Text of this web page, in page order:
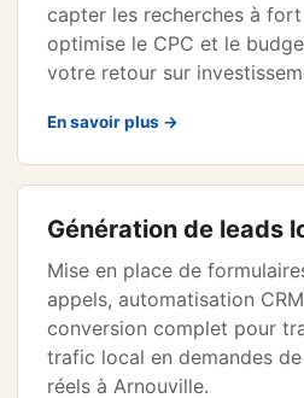
capter les recherches à
optimise le CPC et le
votre retour sur
En savoir plus →
Génération de leads
Mise en place de
appels, automatisation
conversion complet pour
trafic local en demandes
réels à Arnouville.